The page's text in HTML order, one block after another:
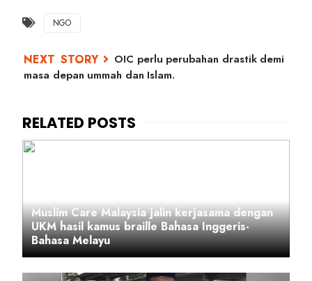
NGO
OIC perlu perubahan drastik demi
masa depan ummah dan Islam.
Muslim Care Malaysia jalin kerjasama dengan
UKM hasil kamus braille Bahasa Inggeris-
Bahasa Melayu